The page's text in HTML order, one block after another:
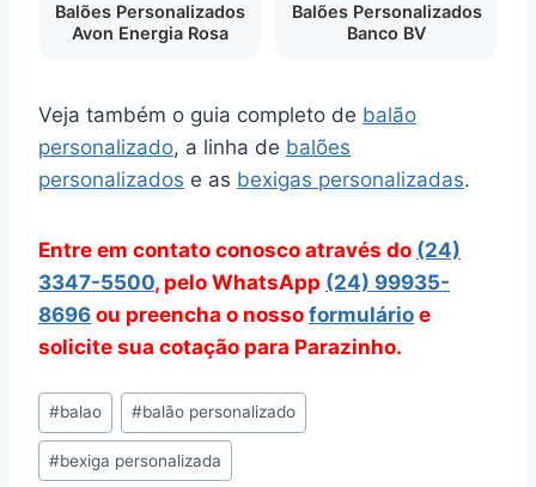
Balões Personalizados
Avon Energia Rosa
Balões Personalizados
Banco BV
Veja também o guia completo de balão
personalizado, a linha de balões
personalizados e as bexigas personalizadas.
Entre em contato conosco através do (24)
3347-5500, pelo WhatsApp (24) 99935-
8696 ou preencha o nosso formulário e
solicite sua cotação para Parazinho.
Tags
do
Post:
#balao #balão personalizado
#bexiga personalizada